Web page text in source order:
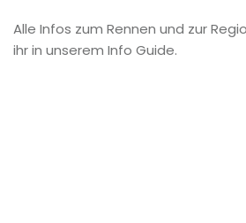
Alle Infos zum Rennen und zur
ihr in unserem Info Guide.